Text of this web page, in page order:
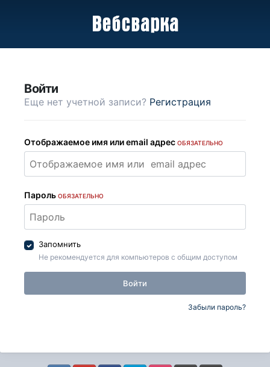
Войти
Еще нет учетной записи? Регистрация
Отображаемое имя или email адрес ОБЯЗАТЕЛЬНО
Пароль ОБЯЗАТЕЛЬНО
Запомнить
Не рекомендуется для компьютеров с общим доступом
Войти
Забыли пароль?